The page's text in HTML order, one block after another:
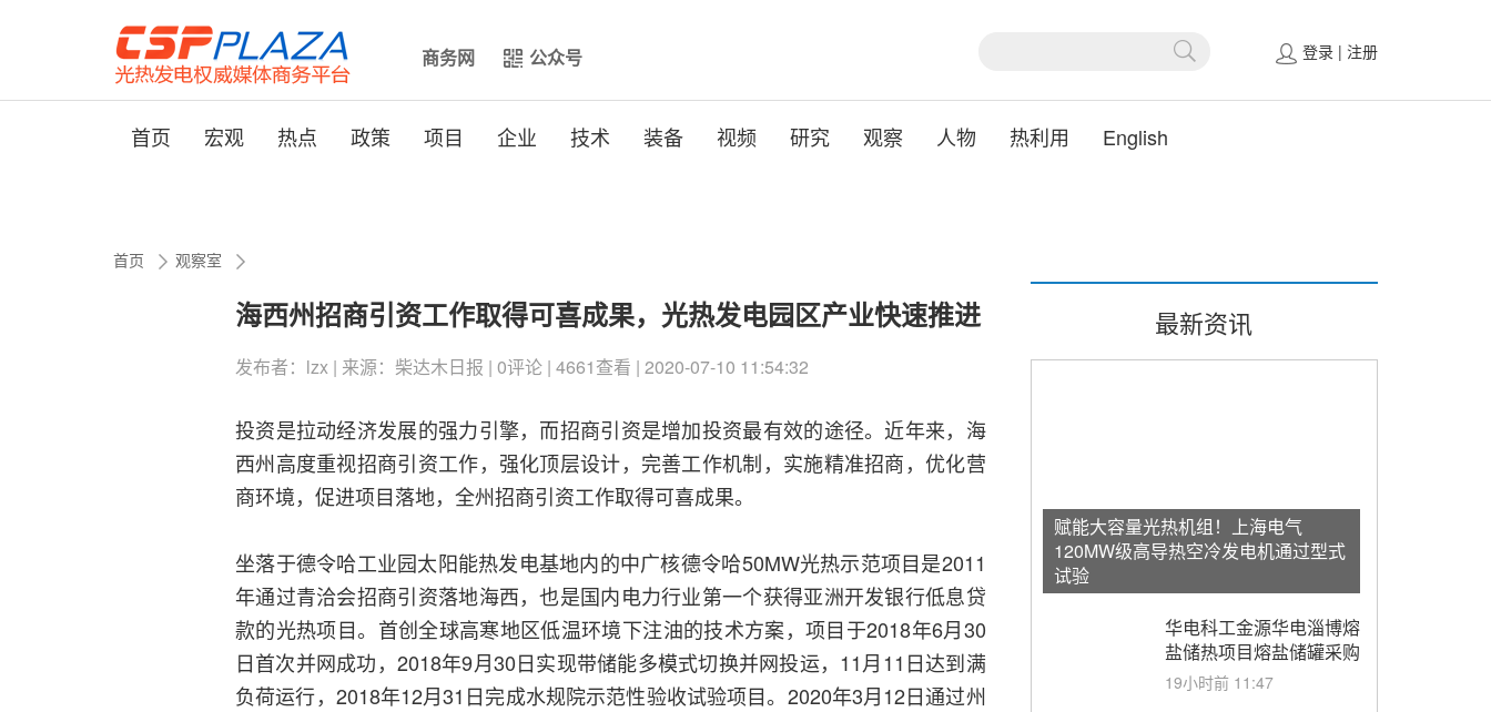
商务网 公众号 登录 | 注册
首页 宏观 热点 政策 项目 企业 技术 装备 视频 研究 观察 人物 热利用 English
首页 观察室
海西州招商引资工作取得可喜成果，光热发电园区产业快速推进
发布者：lzx | 来源：柴达木日报 | 0评论 | 4661查看 | 2020-07-10 11:54:32
投资是拉动经济发展的强力引擎，而招商引资是增加投资最有效的途径。近年来，海
西州高度重视招商引资工作，强化顶层设计，完善工作机制，实施精准招商，优化营
商环境，促进项目落地，全州招商引资工作取得可喜成果。
坐落于德令哈工业园太阳能热发电基地内的中广核德令哈50MW光热示范项目是2011
年通过青洽会招商引资落地海西，也是国内电力行业第一个获得亚洲开发银行低息贷
款的光热项目。首创全球高寒地区低温环境下注油的技术方案，项目于2018年6月30
日首次并网成功，2018年9月30日实现带储能多模式切换并网投运，11月11日达到满
负荷运行，2018年12月31日完成水规院示范性验收试验项目。2020年3月12日通过州
最新资讯
赋能大容量光热机组！上海电气
120MW级高导热空冷发电机通过型式
试验
华电科工金源华电淄博熔
盐储热项目熔盐储罐采购
19小时前 11:47